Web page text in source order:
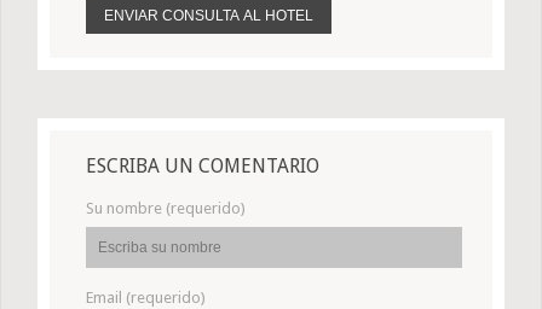
ESCRIBA UN COMENTARIO
Su nombre (requerido)
Email (requerido)